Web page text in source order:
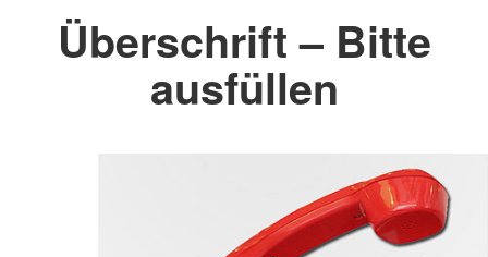
Überschrift – Bitte
ausfüllen